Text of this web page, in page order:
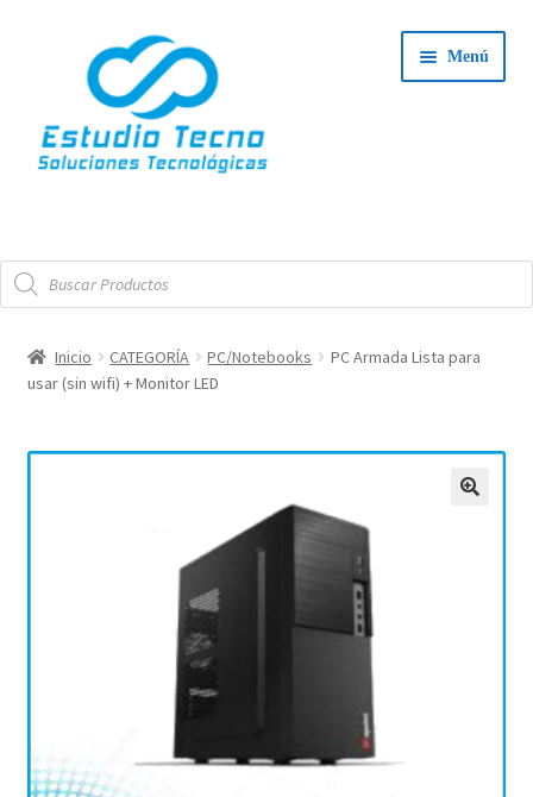
navegación
contenido
Menú
Tienda
el
Servicio Técnico
menú
hijo
Contacto
Búsqueda
de
productos
Inicio CATEGORÍA PC/Notebooks
PC Armada Lista para
usar (sin wifi) + Monitor LED